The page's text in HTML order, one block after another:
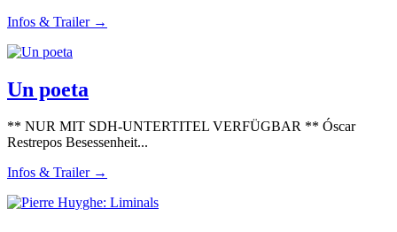
Infos & Trailer →
Un poeta
** NUR MIT SDH-UNTERTITEL VERFÜGBAR ** Óscar
Restrepos Besessenheit...
Infos & Trailer →